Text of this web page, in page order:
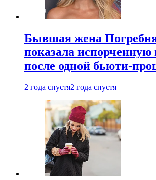
Бывшая жена
показала
после одной бьюти-
2 года спустя2 года спустя